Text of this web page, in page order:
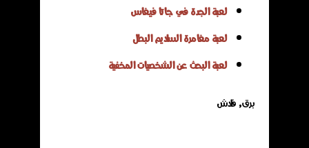
لعبة الجدة في جاتا فيغاس
لعبة مغامرة السلايم البطل
لعبة البحث عن الشخصيات المخفية
برق, فلاش